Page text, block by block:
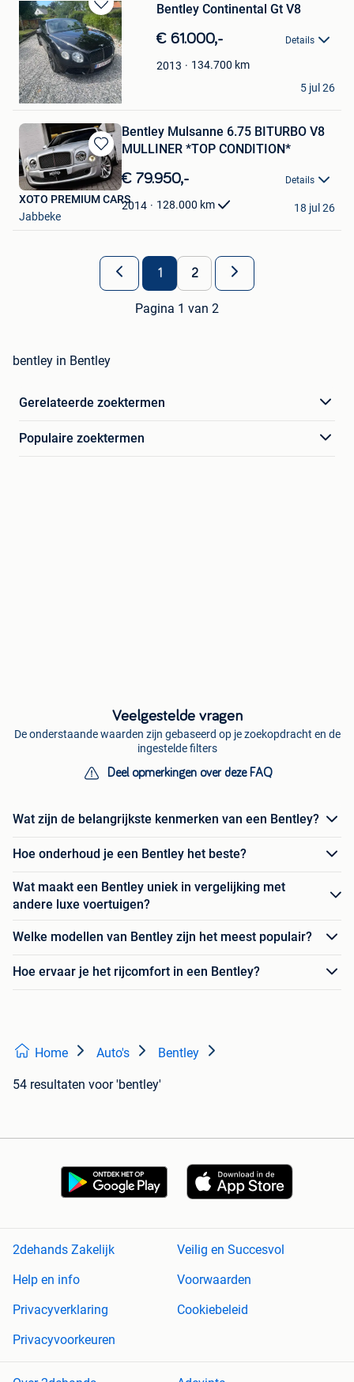
Bewaren
in
Mijn
Favorieten
Bentley Continental Gt V8
€ 61.000,- Details
2013 134.700 km
Zodi Decor
Sint-Martens-Latem
5 jul 26
Bewaren
in
Mijn
Favorieten
Bentley Mulsanne 6.75 BITURBO V8
MULLINER *TOP CONDITION*
€ 79.950,- Details
2014 128.000 km
XOTO PREMIUM CARS
Jabbeke
18 jul 26
1 2
Pagina 1 van 2
bentley in Bentley
Gerelateerde zoektermen
Populaire zoektermen
Veelgestelde vragen
De onderstaande waarden zijn gebaseerd op je zoekopdracht en de
ingestelde filters
Deel opmerkingen over deze FAQ
Wat zijn de belangrijkste kenmerken van een Bentley?
Hoe onderhoud je een Bentley het beste?
Wat maakt een Bentley uniek in vergelijking met
andere luxe voertuigen?
Welke modellen van Bentley zijn het meest populair?
Hoe ervaar je het rijcomfort in een Bentley?
Home Auto's Bentley
54 resultaten voor 'bentley'
2dehands Zakelijk
Veilig en Succesvol
Help en info
Voorwaarden
Privacyverklaring
Cookiebeleid
Privacyvoorkeuren